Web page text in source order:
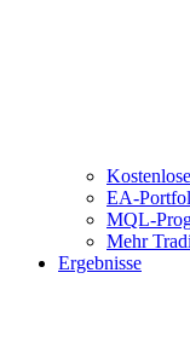
EA-
MQL-
Mehr
Ergebnisse